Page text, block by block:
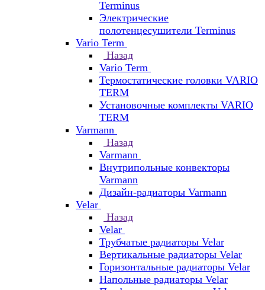
Terminus
Электрические
полотенцесушители Terminus
Vario Term
Назад
Vario Term
Термостатические головки VARIO
TERM
Установочные комплекты VARIO
TERM
Varmann
Назад
Varmann
Внутрипольные конвекторы
Varmann
Дизайн-радиаторы Varmann
Velar
Назад
Velar
Трубчатые радиаторы Velar
Вертикальные радиаторы Velar
Горизонтальные радиаторы Velar
Напольные радиаторы Velar